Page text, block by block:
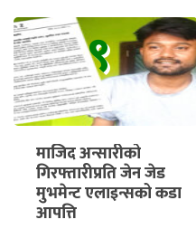
९
माजिद अन्सारीको
गिरफ्तारीप्रति जेन जेड
मुभमेन्ट एलाइन्सको कडा
आपत्ति